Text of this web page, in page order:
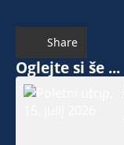
Share
Oglejte si še ...